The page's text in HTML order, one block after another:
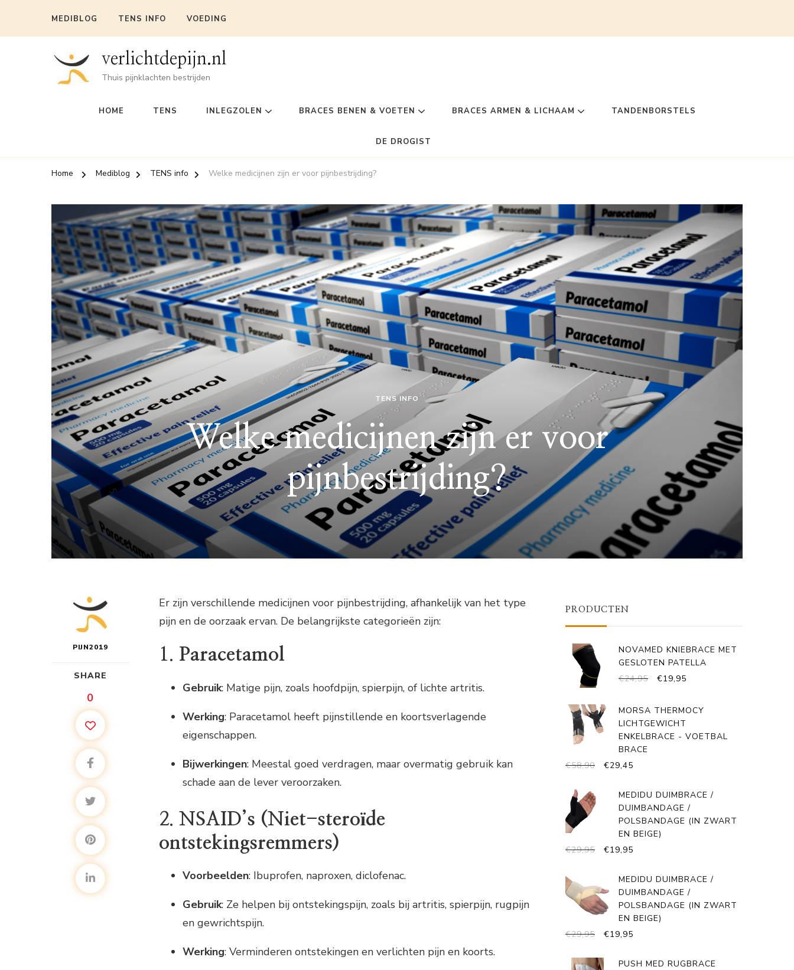
MEDIBLOG TENS INFO VOEDING
verlichtdepijn.nl
Thuis pijnklachten bestrijden
HOME TENS INLEGZOLEN BRACES BENEN & VOETEN BRACES ARMEN & LICHAAM TANDENBORSTELS
DE DROGIST
Home Mediblog TENS info Welke medicijnen zijn er voor pijnbestrijding?
TENS INFO
Welke medicijnen zijn er voor
pijnbestrijding?
PIJN2019
SHARE
0
Er zijn verschillende medicijnen voor pijnbestrijding, afhankelijk van het type
pijn en de oorzaak ervan. De belangrijkste categorieën zijn:
1. Paracetamol
Gebruik: Matige pijn, zoals hoofdpijn, spierpijn, of lichte artritis.
Werking: Paracetamol heeft pijnstillende en koortsverlagende
eigenschappen.
Bijwerkingen: Meestal goed verdragen, maar overmatig gebruik kan
schade aan de lever veroorzaken.
2. NSAID’s (Niet-steroïde
ontstekingsremmers)
Voorbeelden: Ibuprofen, naproxen, diclofenac.
Gebruik: Ze helpen bij ontstekingspijn, zoals bij artritis, spierpijn, rugpijn
en gewrichtspijn.
Werking: Verminderen ontstekingen en verlichten pijn en koorts.
PRODUCTEN
NOVAMED KNIEBRACE MET
GESLOTEN PATELLA
€24,95
OORSPRONKELIJKE
€24,95.
€19,95
€19,95.
MORSA THERMOCY
LICHTGEWICHT
ENKELBRACE - VOETBAL
BRACE
€58,90
OORSPRONKELIJKE
WAS:
€58,90.
€29,45
IS:
€29,45.
MEDIDU DUIMBRACE /
DUIMBANDAGE /
POLSBANDAGE (IN ZWART
EN BEIGE)
€29,95
OORSPRONKELIJKE
WAS:
€29,95.
€19,95
IS:
€19,95.
MEDIDU DUIMBRACE /
DUIMBANDAGE /
POLSBANDAGE (IN ZWART
EN BEIGE)
€29,95
OORSPRONKELIJKE
WAS:
€19,95
IS:
PUSH MED RUGBRACE